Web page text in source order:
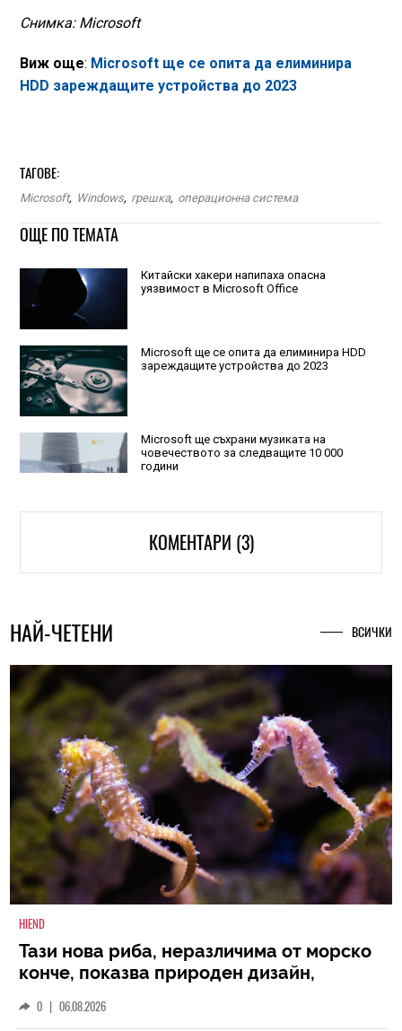
Снимка: Microsoft
Виж още: Microsoft ще се опита да елиминира
HDD зареждащите устройства до 2023
ТАГОВЕ:
Microsoft, Windows, грешка, операционна система
ОЩЕ ПО ТЕМАТА
Китайски хакери напипаха опасна
уязвимост в Microsoft Office
Microsoft ще се опита да елиминира HDD
зареждащите устройства до 2023
Microsoft ще съхрани музиката на
човечеството за следващите 10 000
години
КОМЕНТАРИ (3)
НАЙ-ЧЕТЕНИ ВСИЧКИ
HIEND
Тази нова риба, неразличима от морско
конче, показва природен дизайн,
0 | 06.08.2026